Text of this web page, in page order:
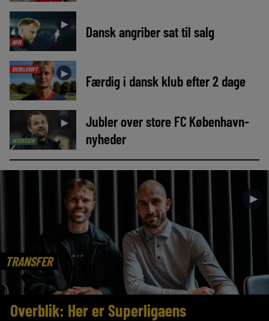
AVIS
► Dansk angriber sat til salg
EKSKLUSIVT ► Færdig i dansk klub efter 2 dage
INTERVIEW
►
Jubler over store FC København-
nyheder
TRANSFER
►
Overblik: Her er Superligaens